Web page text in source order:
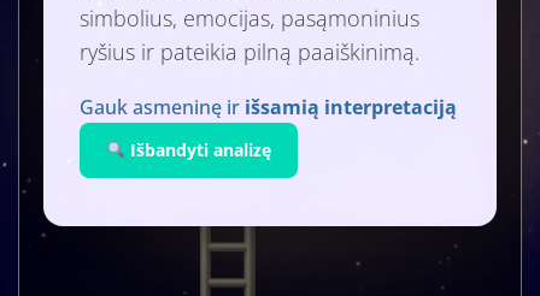
simbolius, emocijas, pasąmoninius
ryšius ir pateikia pilną paaiškinimą.
Gauk asmeninę ir išsamią interpretaciją
Išbandyti analizę